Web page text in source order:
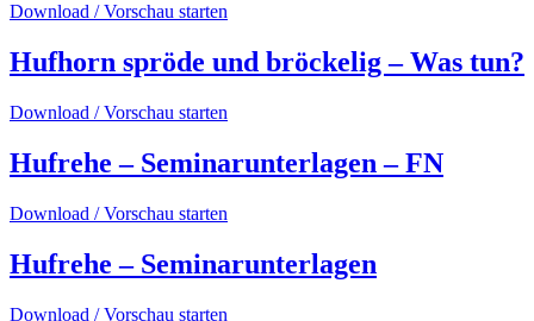
Download / Vorschau starten
Hufhorn spröde und bröckelig – Was tun?
Download / Vorschau starten
Hufrehe – Seminarunterlagen – FN
Download / Vorschau starten
Hufrehe – Seminarunterlagen
Download / Vorschau starten